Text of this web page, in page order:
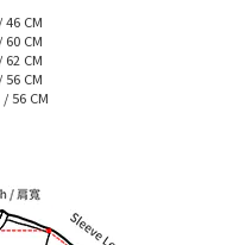
46 CM
60 CM
62 CM
56 CM
56 CM